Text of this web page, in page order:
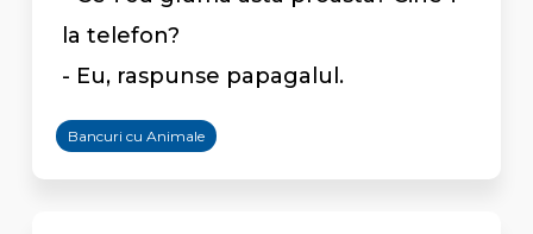
la telefon?
- Eu, raspunse papagalul.
Bancuri cu Animale